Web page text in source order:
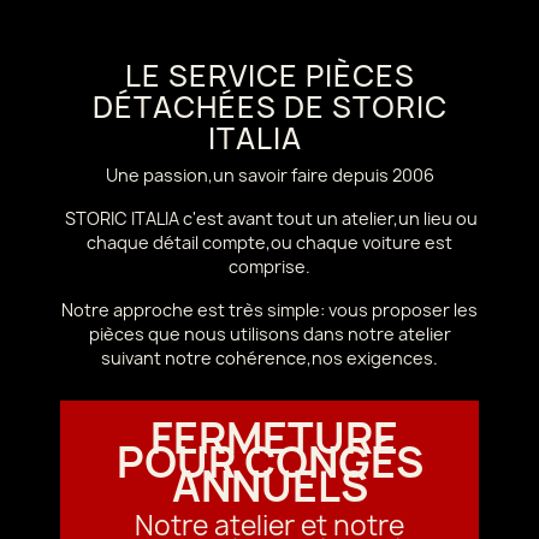
LE SERVICE PIÈCES
DÉTACHÉES DE STORIC
ITALIA
Une passion,un savoir faire depuis 2006
STORIC ITALIA c'est avant tout un atelier,un lieu ou
chaque détail compte,ou chaque voiture est
comprise.
Notre approche est très simple: vous proposer les
pièces que nous utilisons dans notre atelier
suivant notre cohérence,nos exigences.
FERMETURE
POUR CONGÉS
ANNUELS
Notre atelier et notre